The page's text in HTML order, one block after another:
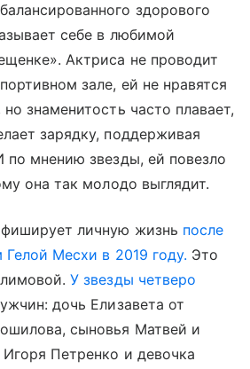
здорового
себе в любимой
Актриса не проводит
зале, ей не нравятся
знаменитость часто плавает,
зарядку, поддерживая
мнению звезды, ей повезло
она так молодо выглядит.
личную жизнь после
Месхи в 2019 году. Это
У звезды четверо
дочь Елизавета от
сыновья Матвей и
Петренко и девочка